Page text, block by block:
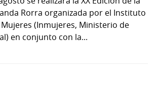
Rorra organizada por el Instituto
(Inmujeres, Ministerio de
en conjunto con la...